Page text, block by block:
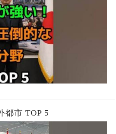
都市 TOP 5